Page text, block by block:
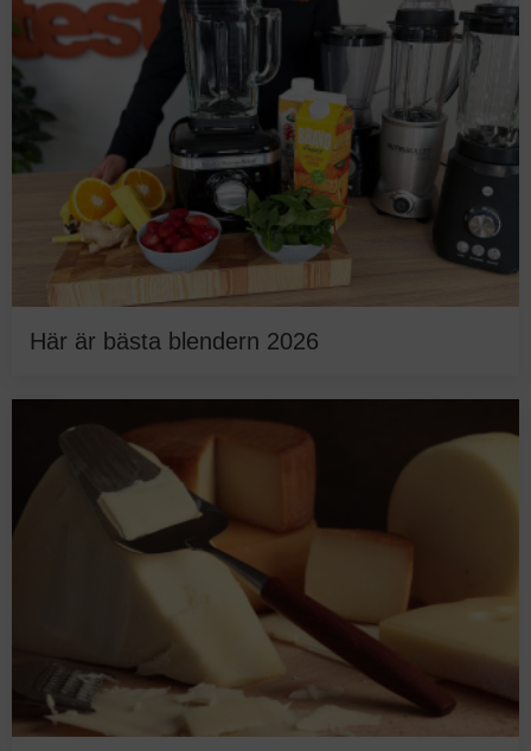
Här är bästa blendern 2026